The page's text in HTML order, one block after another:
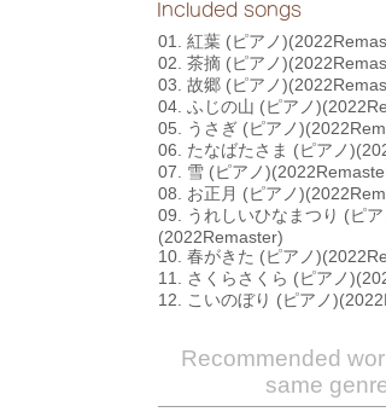
Included songs
01. 紅葉 (ピアノ
02. 茶摘 (ピアノ
03. 故郷 (ピアノ
04. ふじの山 (ピアノ
05. うさぎ (ピアノ
06. たなばたさま (ピアノ
07. 雪 (ピアノ)(2022Remaster)
08. お正月 (ピアノ
09. うれしいひなまつり (ピア
(2022Remaster)
10. 春がきた (ピアノ
11. さくらさくら (ピアノ
12. こいのぼり (ピアノ
Recommended
same genre